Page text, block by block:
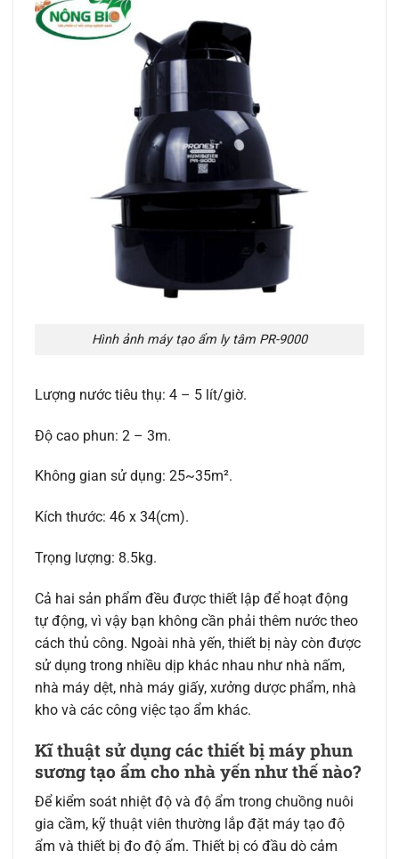
Hình ảnh máy tạo ẩm ly tâm PR-9000
Lượng nước tiêu thụ: 4 – 5 lít/giờ.
Độ cao phun: 2 – 3m.
Không gian sử dụng: 25~35m².
Kích thước: 46 x 34(cm).
Trọng lượng: 8.5kg.
Cả hai sản phẩm đều được thiết lập để hoạt động
tự động, vì vậy bạn không cần phải thêm nước theo
cách thủ công. Ngoài nhà yến, thiết bị này còn được
sử dụng trong nhiều dịp khác nhau như nhà nấm,
nhà máy dệt, nhà máy giấy, xưởng dược phẩm, nhà
kho và các công việc tạo ẩm khác.
Kĩ thuật sử dụng các thiết bị máy phun
sương tạo ẩm cho nhà yến như thế nào?
Để kiểm soát nhiệt độ và độ ẩm trong chuồng nuôi
gia cầm, kỹ thuật viên thường lắp đặt máy tạo độ
ẩm và thiết bị đo độ ẩm. Thiết bị có đầu dò cảm